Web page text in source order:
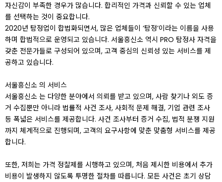
자신감이 부족한 경우가 많습니다. 합리적인 가격과 신뢰할 수 있는 업체
를 선택하는 것이 중요합니다.
2020년 탐정업이 합법화되면서, 많은 업체들이 ‘탐정’이라는 이름을 사용
하며 합법적으로 운영되고 있습니다. 서울흥신소 역시 PRO 탐정사 자격을
갖춘 전문가들로 구성되어 있으며, 고객 중심의 신뢰성 있는 서비스를 제
공하고 있습니다.
서울흥신소 의 서비스
서울흥신소 는 다양한 분야에서 의뢰를 받고 있으며, 사람 찾기나 외도 증
거 수집뿐만 아니라 법률적 사건 조사, 사회적 문제 해결, 기업 관련 조사
등 폭넓은 서비스를 제공합니다. 사건 조사부터 증거 수집, 법적 분쟁 지원
까지 체계적으로 진행되며, 고객의 요구사항에 맞춘 맞춤형 서비스를 제공
합니다.
또한, 저희는 가격 정찰제를 시행하고 있으며, 처음 제시한 비용에서 추가
비용이 발생하지 않도록 투명한 절차를 따릅니다. 모든 사건은 초기 상담